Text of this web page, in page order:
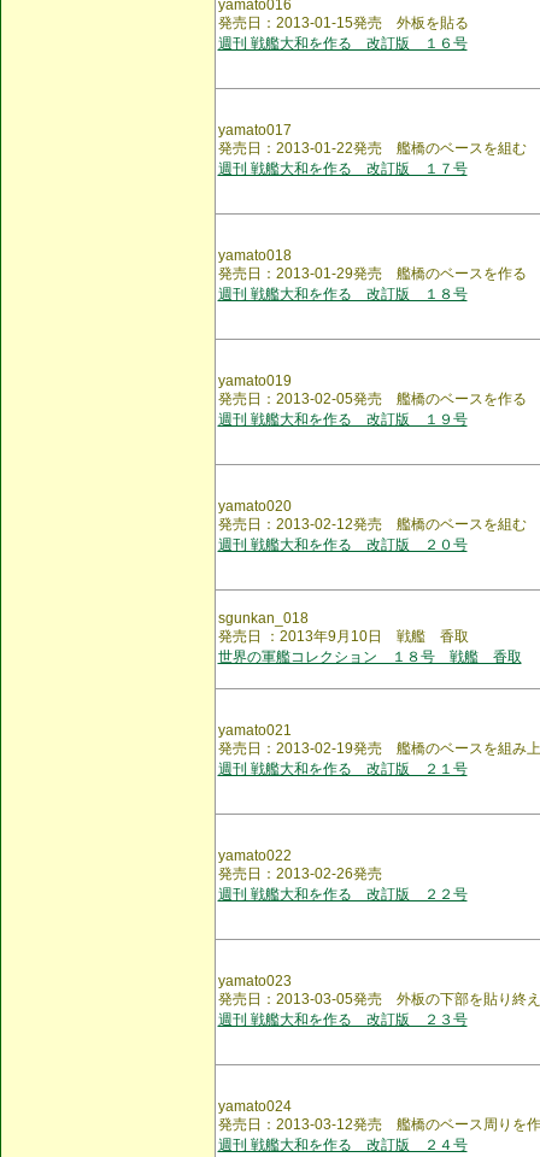
yamato016
発売日：2013-01-15発売 外板を貼る
週刊 戦艦大和を作る 改訂版 １６号
yamato017
発売日：2013-01-22発売 艦橋のベースを組む
週刊 戦艦大和を作る 改訂版 １７号
yamato018
発売日：2013-01-29発売 艦橋のベースを作る
週刊 戦艦大和を作る 改訂版 １８号
yamato019
発売日：2013-02-05発売 艦橋のベースを作る
週刊 戦艦大和を作る 改訂版 １９号
yamato020
発売日：2013-02-12発売 艦橋のベースを組む
週刊 戦艦大和を作る 改訂版 ２０号
sgunkan_018
発売日 ：2013年9月10日 戦艦 香取
世界の軍艦コレクション １８号 戦艦 香取
yamato021
発売日：2013-02-19発売 艦橋のベースを組み
週刊 戦艦大和を作る 改訂版 ２１号
yamato022
発売日：2013-02-26発売
週刊 戦艦大和を作る 改訂版 ２２号
yamato023
発売日：2013-03-05発売 外板の下部を貼り終
週刊 戦艦大和を作る 改訂版 ２３号
yamato024
発売日：2013-03-12発売 艦橋のベース周りを
週刊 戦艦大和を作る 改訂版 ２４号